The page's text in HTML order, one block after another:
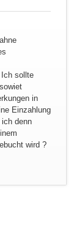
Ich sollte
in
Einzahlung
denn
wird ?